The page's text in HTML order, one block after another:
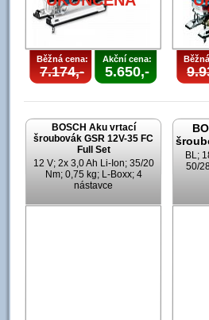
Běžná cena:
7.174,-
Akční cena:
5.650,-
BOSCH Aku vrtací
šroubovák GSR 12V-35 FC
Full Set
12 V; 2x 3,0 Ah Li-Ion; 35/20
Nm; 0,75 kg; L-Boxx; 4
nástavce
BL;
50/